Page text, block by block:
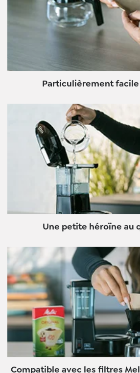
Particulièrement
Une petite héroïne au
Compatible avec les filtres